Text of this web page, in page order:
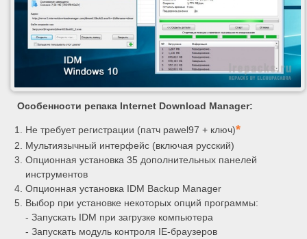
Особенности репака Internet Download Manager:
Не требует регистрации (патч pawel97 + ключ)*
Мультиязычный интерфейс (включая русский)
Опционная установка 35 дополнительных панелей
инструментов
Опционная установка IDM Backup Manager
Выбор при установке некоторых опций программы:
- Запускать IDM при загрузке компьютера
- Запускать модуль контроля IE-браузеров